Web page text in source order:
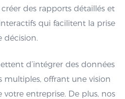
des rapports détaillés et
qui facilitent la prise
décision.
d’intégrer des données
multiples, offrant une vision
entreprise. De plus, nos